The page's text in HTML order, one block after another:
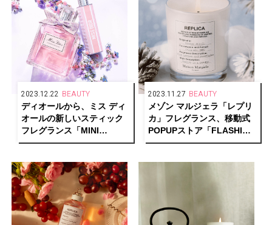
2023.12.22 BEAUTY
ディオールから、ミス ディ
オールの新しいスティック
フレグランス「MINI
MISS」誕生
2023.11.27 BEAUTY
メゾン マルジェラ「レプリ
カ」フレグランス、移動式
POPUPストア「FLASHING
MEMORIES STORE」が期